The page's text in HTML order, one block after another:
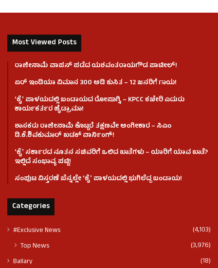
Most Viewed Posts
ರಾಜೀನಾಮೆ ವಾಪಸ್ ಪಡೆದ ಯಶವಂತರಾಯಗೌಡ ಪಾಟೀಲ್‌!
ಏರ್ ಇಂಡಿಯಾ ವಿಮಾನ 300 ಅಡಿ ಕುಸಿತ – 12 ಜನರಿಗೆ ಗಾಯ!
ʻಕೈʼ​ ಪಾಳಯದಲ್ಲಿ ಬಂಡಾಯದ ರೋಷಾಗ್ನಿ – KPCC ಕಚೇರಿ ಎದುರು
ಕಾರ್ಯಕರ್ತರ ಹೈಡ್ರಾಮಾ!
ಶಾಸಕರು ರಾಜೀನಾಮೆ ಕೊಟ್ಟರೆ ತಕ್ಷಣವೇ ಅಂಗೀಕಾರ – ಸಿಎಂ
ಡಿ.ಕೆ.ಶಿವಕುಮಾರ್ ಖಡಕ್ ವಾರ್ನಿಂಗ್!
ʻಕೈʼ ಸರ್ಕಾರದ ನೂತನ ಸಚಿವರಿಗೆ ಒಲಿದ ಖಾತೆಗಳು – ಯಾರಿಗೆ ಯಾವ ಖಾತೆ?
ಇಲ್ಲಿದೆ ಸಂಭಾವ್ಯ ಪಟ್ಟಿ!
ಸಂಪುಟ ವಿಸ್ತರಣೆ ಬೆನ್ನಲ್ಲೇ ʻಕೈʼ ಪಾಳಯದಲ್ಲಿ ಭುಗಿಲೆದ್ದ ಬಂಡಾಯ!
Categories
#Exclusive News (4,103)
Top News (3,976)
Ballary
(18)